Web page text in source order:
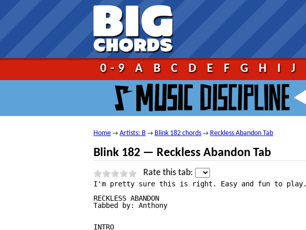
0-9 A B C D E F G H I J
Home → Artists: B → Blink 182 chords → Reckless Abandon Tab
Blink 182 — Reckless Abandon Tab
Rate this tab:
I'm pretty sure this is right. Easy and fun to play.
RECKLESS ABANDON
Tabbed by: Anthony
INTRO